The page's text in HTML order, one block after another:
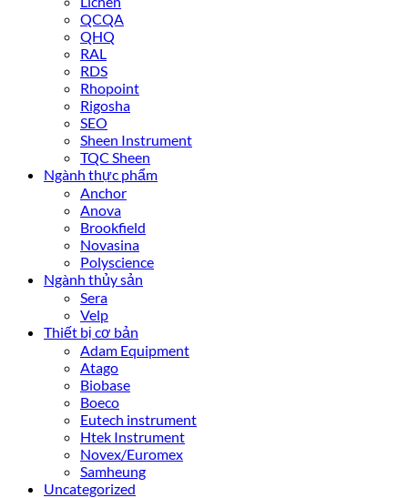
QCQA
QHQ
RAL
RDS
Rhopoint
Rigosha
SEO
Sheen Instrument
TQC Sheen
Ngành thực phẩm
Anchor
Anova
Brookfield
Novasina
Polyscience
Ngành thủy sản
Sera
Velp
Thiết bị cơ bản
Adam Equipment
Atago
Biobase
Boeco
Eutech instrument
Htek Instrument
Novex/Euromex
Samheung
Uncategorized